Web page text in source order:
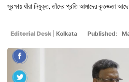
সুরক্ষায় যাঁরা নিযুক্ত, তাঁদের প্রতি আমাদের কৃতজ্ঞতা
Editorial Desk Kolkata Published: